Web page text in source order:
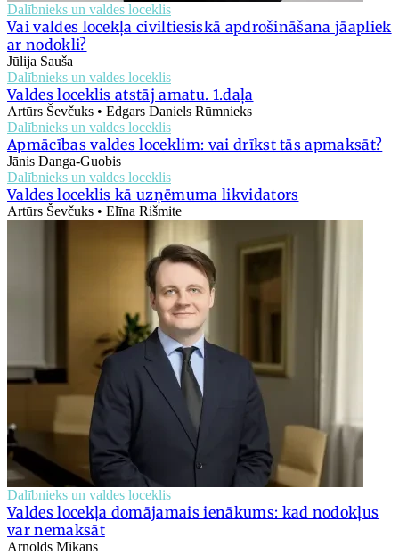
Dalībnieks un valdes loceklis
Vai valdes locekļa civiltiesiskā apdrošināšana jāapliek
ar nodokli?
Jūlija Sauša
Dalībnieks un valdes loceklis
Valdes loceklis atstāj amatu. 1.daļa
Artūrs Ševčuks • Edgars Daniels Rūmnieks
Dalībnieks un valdes loceklis
Apmācības valdes loceklim: vai drīkst tās apmaksāt?
Jānis Danga-Guobis
Dalībnieks un valdes loceklis
Valdes loceklis kā uzņēmuma likvidators
Artūrs Ševčuks • Elīna Rišmite
Dalībnieks un valdes loceklis
Valdes locekļa domājamais ienākums: kad nodokļus
var nemaksāt
Arnolds Mikāns